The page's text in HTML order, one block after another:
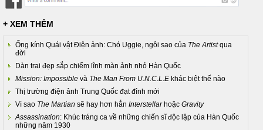
+ XEM THÊM
Ống kính Quái vật Điện ảnh: Chó Uggie, ngôi sao của The Artistqua
đời
Dàn trai đẹp sắp chiếm lĩnh màn ảnh nhỏ Hàn Quốc
Mission: Impossible và The Man From U.N.C.L.E khác biệt thế nào
Thị trường điện ảnh Trung Quốc đạt đỉnh mới
Vì sao The Martian sẽ hay hơn hẳn Interstellarhoặc Gravity
Assassination: Khúc tráng ca về những chiến sĩ độc lập của Hàn Quốc
những năm 1930